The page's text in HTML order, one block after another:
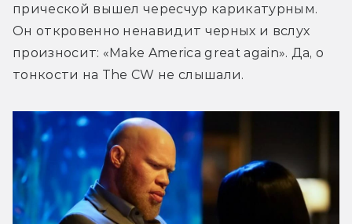
прической вышел чересчур карикатурным.
Он откровенно ненавидит черных и вслух
произносит: «Make America great again». Да, о
тонкости на The CW не слышали.